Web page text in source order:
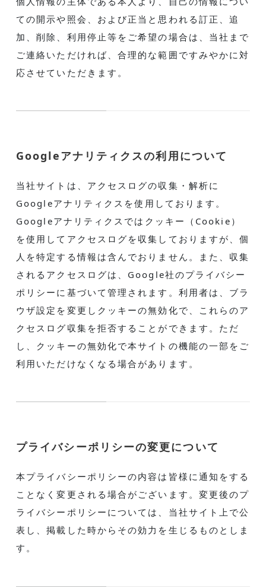
ての開示や照会、および正当と思われる訂正、追
加、削除、利用停止等をご希望の場合は、当社まで
ご連絡いただければ、合理的な範囲ですみやかに対
応させていただきます。
Googleアナリティクスの利用について
当社サイトは、アクセスログの収集・解析に
Googleアナリティクスを使用しております。
Googleアナリティクスではクッキー（Cookie）
を使用してアクセスログを収集しておりますが、個
人を特定する情報は含んでおりません。また、収集
されるアクセスログは、Google社のプライバシー
ポリシーに基づいて管理されます。利用者は、ブラ
ウザ設定を変更しクッキーの無効化で、これらのア
クセスログ収集を拒否することができます。ただ
し、クッキーの無効化で本サイトの機能の一部をご
利用いただけなくなる場合があります。
プライバシーポリシーの変更について
本プライバシーポリシーの内容は皆様に通知をする
ことなく変更される場合がございます。変更後のプ
ライバシーポリシーについては、当社サイト上で公
表し、掲載した時からその効力を生じるものとしま
す。